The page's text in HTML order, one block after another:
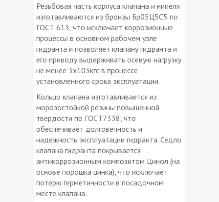
Резьбовая часть корпуса клапана и нипеля
изготавливаются из бронзы Бр05Ц5С5 по
ГОСТ 613, что исключает коррозионные
процессы в основном рабочем узле
гидранта и позволяет клапану гидранта и
его приводу выдерживать осевую нагрузку
не менее 3х103кгс в процессе
установленного срока эксплуатации.
Кольцо клапана изготавливается из
морозостойкой резины повышенной
твёрдости по ГОСТ7338, что
обеспечивает долговечность и
надежность эксплуатации гидранта. Седло
клапана гидранта покрывается
антикоррозионным композитом Цинол (на
основе порошка цинка), что исключает
потерю герметичности в посадочном
месте клапана.